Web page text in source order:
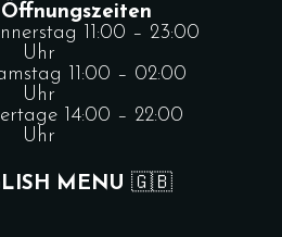
11:00 – 23:00
Uhr
11:00 – 02:00
Uhr
14:00 – 22:00
Uhr
MENU 🇬🇧